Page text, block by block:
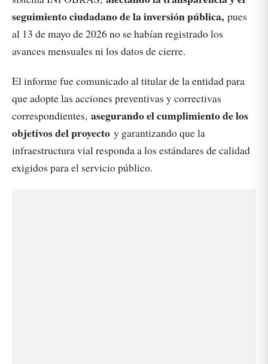
seguimiento ciudadano de la inversión pública, pues
al 13 de mayo de 2026 no se habían registrado los
avances mensuales ni los datos de cierre.
El informe fue comunicado al titular de la entidad para
que adopte las acciones preventivas y correctivas
correspondientes, asegurando el cumplimiento de los
objetivos del proyecto y garantizando que la
infraestructura vial responda a los estándares de calidad
exigidos para el servicio público.